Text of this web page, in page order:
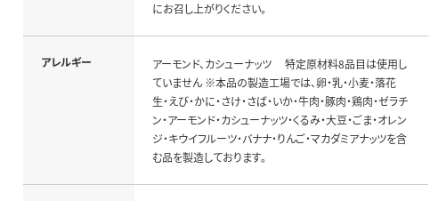
にお召し上がりください。
アレルギー
アーモンド、カシューナッツ 特定原材料8品目は使用し
ていません ※本品の製造工場では、卵・乳・小麦・落花
生・えび・かに・さけ・さば・いか・牛肉・豚肉・鶏肉・ゼラチ
ン・アーモンド・カシューナッツ・くるみ・大豆・ごま・オレン
ジ・キウイフルーツ・バナナ・りんご・マカダミアナッツを含
む品を製造しております。